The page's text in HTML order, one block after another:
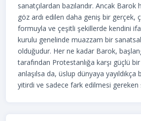
sanatçılardan bazılarıdır. Ancak Barok
göz ardı edilen daha geniş bir gerçek,
formuyla ve çeşitli şekillerde kendini
kurulu genelinde muazzam bir sanatsal
olduğudur. Her ne kadar Barok,
tarafından Protestanlığa karşı güçlü
anlaşılsa da, üslup dünyaya yayıldıkça
yitirdi ve sadece fark edilmesi gereken